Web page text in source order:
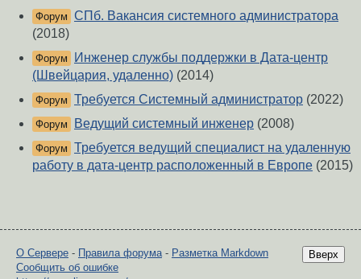
Форум СПб. Вакансия системного администратора
(2018)
Форум
Инженер службы поддержки в Дата-центр
(Швейцария, удаленно) (2014)
Форум Требуется Системный администратор (2022)
Форум Ведущий системный инженер (2008)
Форум Требуется ведущий специалист на удаленную
работу в дата-центр расположенный в Европе (2015)
Вверх
О Сервере - Правила форума- Разметка Markdown
Сообщить об ошибке